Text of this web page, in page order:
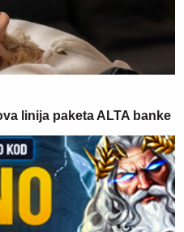
linija paketa ALTA banke